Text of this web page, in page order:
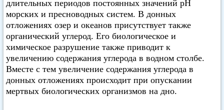
длительных периодов постоянных значений pH
морских и пресноводных систем. В донных
отложениях озер и океанов присутствует также
органический углерод. Его биологическое и
химическое разрушение также приводит к
увеличению содержания углерода в водном столбе.
Вместе с тем увеличение содержания углерода в
донных отложениях происходит при опускании
мертвых биологических организмов на дно.